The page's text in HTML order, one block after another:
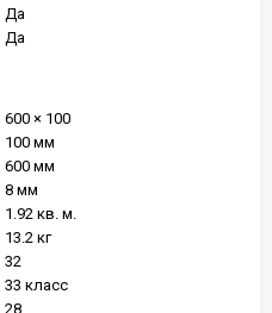
Да
Да
600 × 100
100 мм
600 мм
8 мм
1.92 кв. м.
13.2 кг
32
33 класс
28